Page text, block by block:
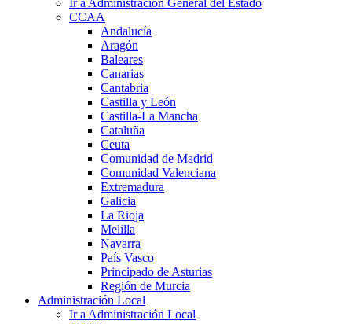
CCAA
Andalucía
Aragón
Baleares
Canarias
Cantabria
Castilla y León
Castilla-La Mancha
Cataluña
Ceuta
Comunidad de Madrid
Comunidad Valenciana
Extremadura
Galicia
La Rioja
Melilla
Navarra
País Vasco
Principado de Asturias
Región de Murcia
Administración Local
Ir a Administración Local